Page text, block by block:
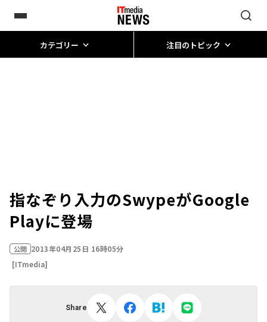
カテゴリー 注目のトピック
指なぞり入力のSwypeがGoogle
Playに登場
公開 2013年04月25日 16時05分
[ITmedia]
Share